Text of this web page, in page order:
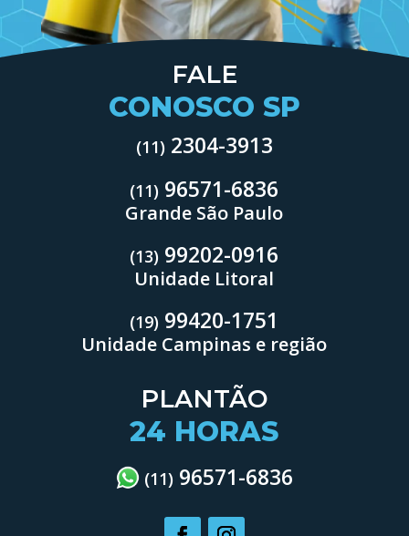
FALE
CONOSCO SP
(11) 2304-3913
(11) 96571-6836
Grande São Paulo
(13) 99202-0916
Unidade Litoral
(19) 99420-1751
Unidade Campinas e região
PLANTÃO
24 HORAS
(11) 96571-6836